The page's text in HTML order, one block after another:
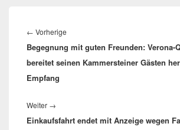
← Vorherige
Beitrag:
Begegnung mit guten Freunden: Verona-
bereitet seinen Kammersteiner Gästen
Empfang
Weiter →
Beitrag:
Einkaufsfahrt endet mit Anzeige wegen